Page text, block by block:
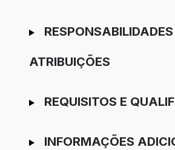
RESPONSABILIDADES
ATRIBUIÇÕES
REQUISITOS E
INFORMAÇÕES